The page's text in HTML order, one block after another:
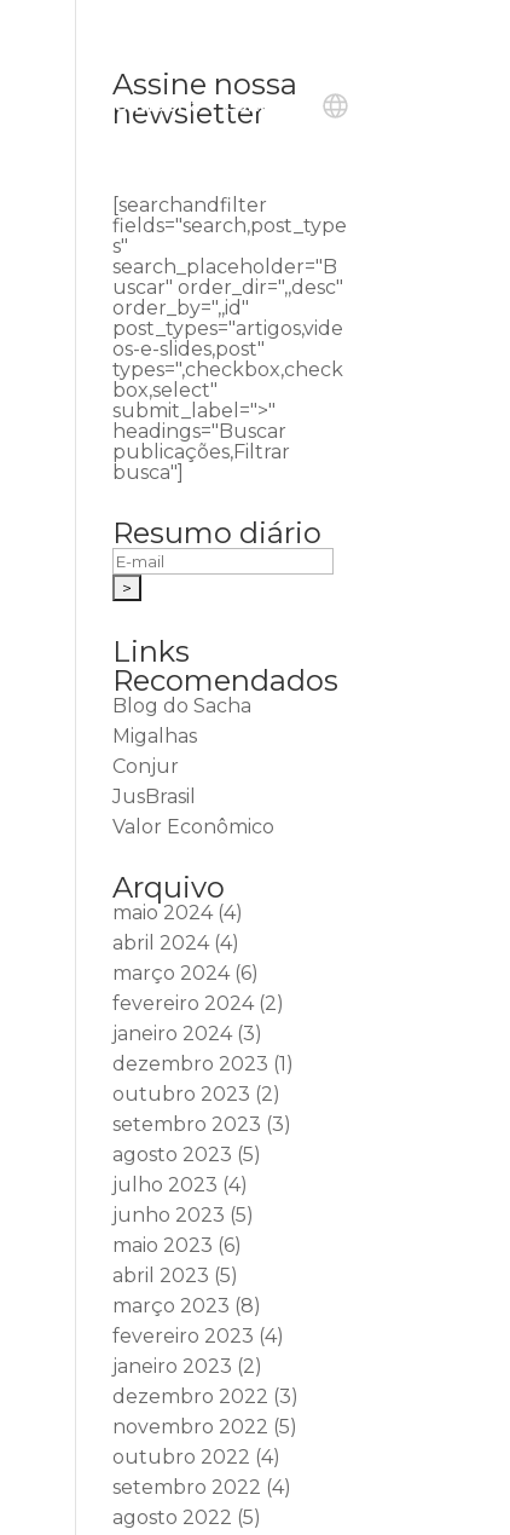
Ouvidoria Contato
Assine nossa
newsletter
[searchandfilter
fields="search,post_type
s"
search_placeholder="B
uscar" order_dir=",,desc"
order_by=",,id"
post_types="artigos,vide
os-e-slides,post"
types=",checkbox,check
box,select"
submit_label=">"
headings="Buscar
publicações,Filtrar
busca"]
Resumo diário
Links
Recomendados
Blog do Sacha
Migalhas
Conjur
JusBrasil
Valor Econômico
Arquivo
maio 2024(4)
abril 2024(4)
março 2024(6)
fevereiro 2024(2)
janeiro 2024(3)
dezembro 2023 (1)
outubro 2023 (2)
setembro 2023 (3)
agosto 2023 (5)
julho 2023 (4)
junho 2023 (5)
maio 2023 (6)
abril 2023 (5)
março 2023 (8)
fevereiro 2023 (4)
janeiro 2023 (2)
dezembro 2022 (3)
novembro 2022 (5)
outubro 2022 (4)
setembro 2022 (4)
agosto 2022 (5)